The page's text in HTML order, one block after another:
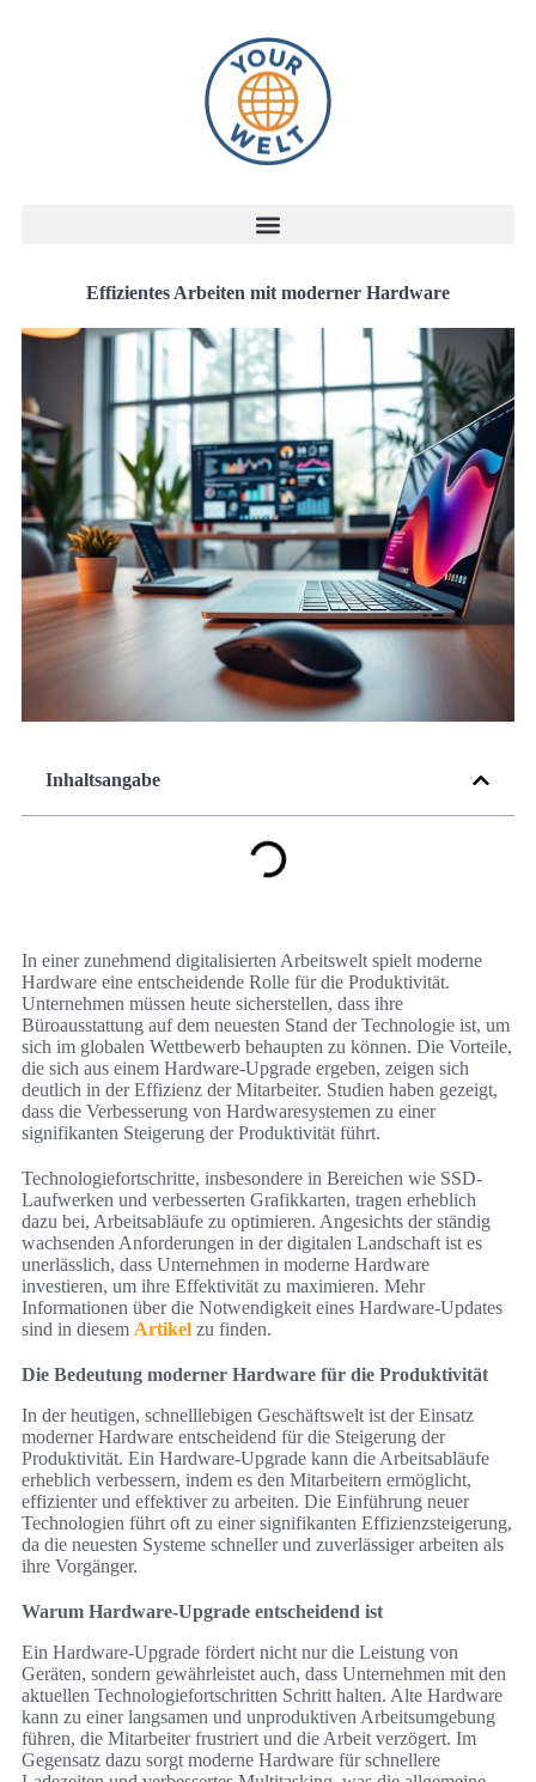
Effizientes Arbeiten mit moderner Hardware
Inhaltsangabe
In einer zunehmend digitalisierten Arbeitswelt spielt moderne
Hardware eine entscheidende Rolle für die Produktivität.
Unternehmen müssen heute sicherstellen, dass ihre
Büroausstattung auf dem neuesten Stand der Technologie ist, um
sich im globalen Wettbewerb behaupten zu können. Die Vorteile,
die sich aus einem Hardware-Upgrade ergeben, zeigen sich
deutlich in der Effizienz der Mitarbeiter. Studien haben gezeigt,
dass die Verbesserung von Hardwaresystemen zu einer
signifikanten Steigerung der Produktivität führt.
Technologiefortschritte, insbesondere in Bereichen wie SSD-
Laufwerken und verbesserten Grafikkarten, tragen erheblich
dazu bei, Arbeitsabläufe zu optimieren. Angesichts der ständig
wachsenden Anforderungen in der digitalen Landschaft ist es
unerlässlich, dass Unternehmen in moderne Hardware
investieren, um ihre Effektivität zu maximieren. Mehr
Informationen über die Notwendigkeit eines Hardware-Updates
sind in diesem Artikel zu finden.
Die Bedeutung moderner Hardware für die Produktivität
In der heutigen, schnelllebigen Geschäftswelt ist der Einsatz
moderner Hardware entscheidend für die Steigerung der
Produktivität. Ein Hardware-Upgrade kann die Arbeitsabläufe
erheblich verbessern, indem es den Mitarbeitern ermöglicht,
effizienter und effektiver zu arbeiten. Die Einführung neuer
Technologien führt oft zu einer signifikanten Effizienzsteigerung,
da die neuesten Systeme schneller und zuverlässiger arbeiten als
ihre Vorgänger.
Warum Hardware-Upgrade entscheidend ist
Ein Hardware-Upgrade fördert nicht nur die Leistung von
Geräten, sondern gewährleistet auch, dass Unternehmen mit den
aktuellen Technologiefortschritten Schritt halten. Alte Hardware
kann zu einer langsamen und unproduktiven Arbeitsumgebung
führen, die Mitarbeiter frustriert und die Arbeit verzögert. Im
Gegensatz dazu sorgt moderne Hardware für schnellere